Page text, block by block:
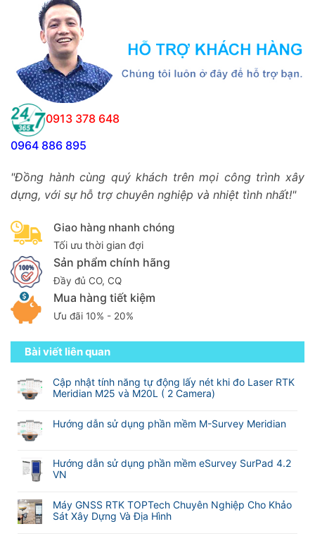
0913 378 648
0964 886 895
"Đồng hành cùng quý khách trên mọi công trình xây
dựng, với sự hỗ trợ chuyên nghiệp và nhiệt tình nhất!"
Giao hàng nhanh chóng
Tối ưu thời gian đợi
Sản phẩm chính hãng
Đầy đủ CO, CQ
Mua hàng tiết kiệm
Ưu đãi 10% - 20%
Bài viết liên quan
Cập nhật tính năng tự động lấy nét khi đo Laser RTK
Meridian M25 và M20L ( 2 Camera)
có
bình
Cập
nhật
tự
động
Hướng dẫn sử dụng phần mềm M-Survey Meridian
bình
luận
dẫn
sử
Hướng dẫn sử dụng phần mềm eSurvey SurPad 4.2
VN
có
bình
luận
Máy GNSS RTK TOPTech Chuyên Nghiệp Cho Khảo
Sát Xây Dựng Và Địa Hình